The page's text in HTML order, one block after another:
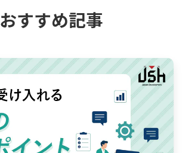
おすすめ記事